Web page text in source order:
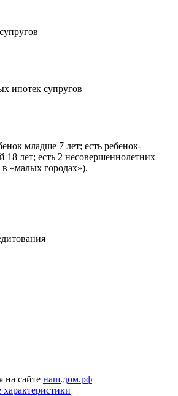
ипотек супругов
младше 7 лет; есть ребенок-
18 лет; есть 2 несовершеннолетних
«малых городах»).
на сайте наш.дом.рф